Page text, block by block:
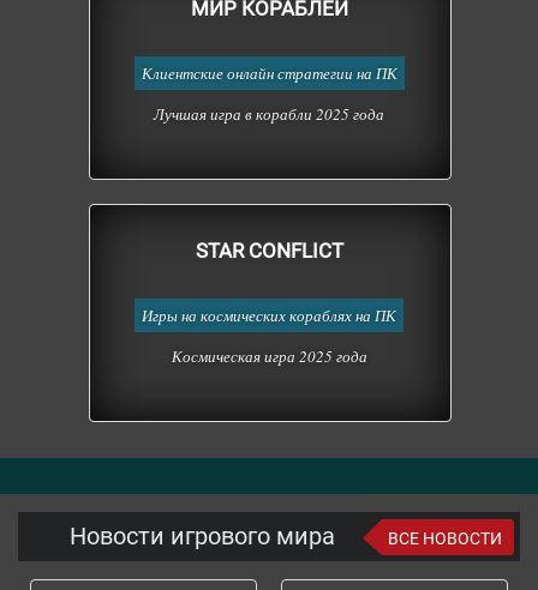
МИР КОРАБЛЕЙ
Клиентские онлайн стратегии на ПК
Лучшая игра в корабли 2025 года
STAR CONFLICT
Игры на космических кораблях на ПК
Космическая игра 2025 года
Новости игрового мира ВСЕ НОВОСТИ